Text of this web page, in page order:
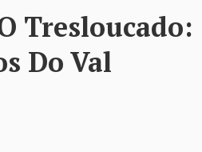
Tresloucado:
Do Val